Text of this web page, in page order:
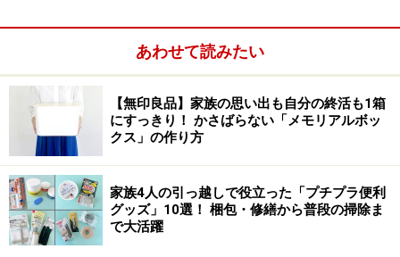
現代表のミケーレ＆ジョバンニ兄弟は、1990年代半ばに
父から会社経営を引き継ぐと一大改革を進め、籐家具中
心のメーカーからモダン家具メーカーへの転換をはかり
ます。その立役者となったのが、現在も同社のアートデ
ィレクターをつとめるパオラ・ナヴォーネ女史でした。
オープニングパーティに来日したミケーレ・ジェルバゾーニ
氏。130年に渡る同社の歴史を3分ほどに要約してスピーチし
あわせて読みたい
【無印良品】家族の思い出も自分の終活も1箱
にすっきり！ かさばらない「メモリアルボッ
クス」の作り方
家族4人の引っ越しで役立った「プチプラ便利
グッズ」10選！ 梱包・修繕から普段の掃除ま
で大活躍